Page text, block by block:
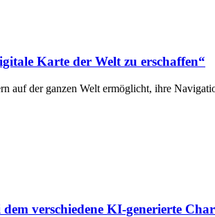
Karte der Welt zu erschaffen“
auf der ganzen Welt ermöglicht, ihre
verschiedene KI-generierte